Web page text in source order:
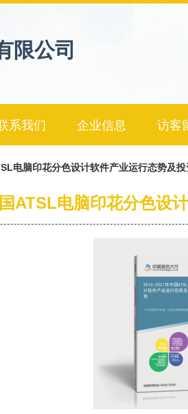
限公司
系我们 企业信息 访客
电脑印花分色设计软件产业运行态势及
ATSL电脑印花分色设